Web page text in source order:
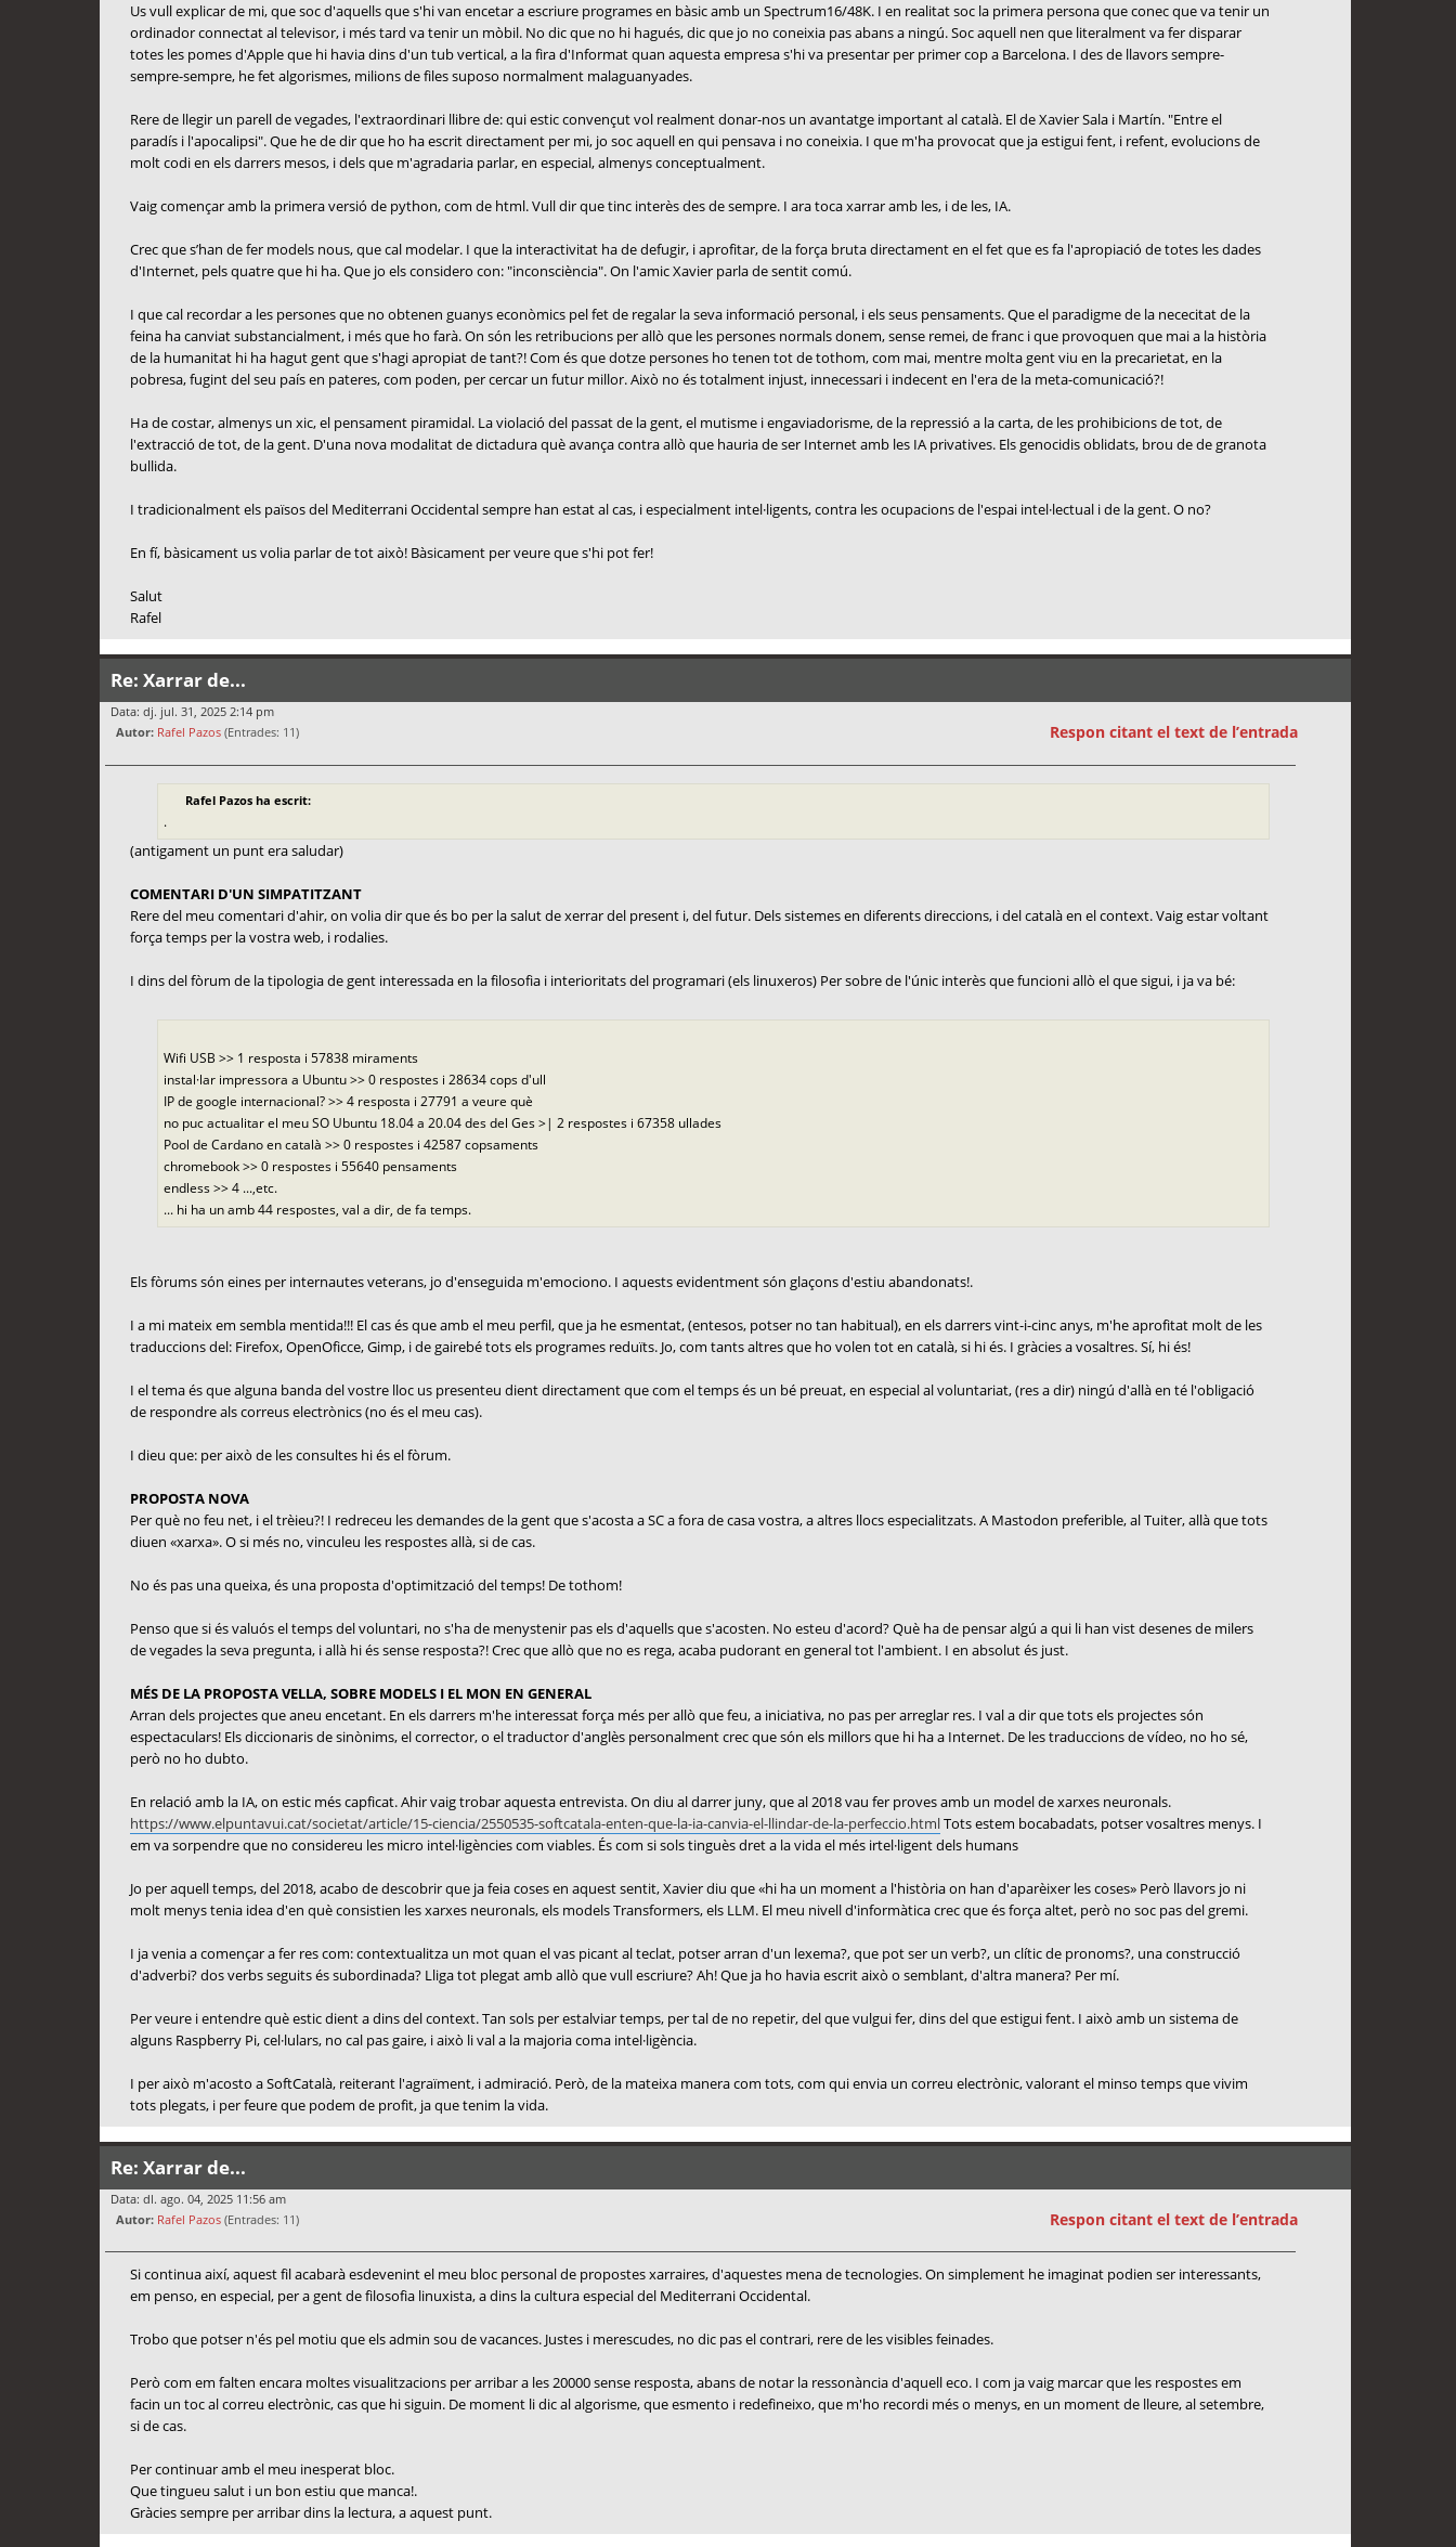
Us vull explicar de mi, que soc d'aquells que s'hi van encetar a escriure programes en bàsic amb un Spectrum16/48K. I en realitat soc la primera persona que conec que va tenir un
ordinador connectat al televisor, i més tard va tenir un mòbil. No dic que no hi hagués, dic que jo no coneixia pas abans a ningú. Soc aquell nen que literalment va fer disparar
totes les pomes d'Apple que hi havia dins d'un tub vertical, a la fira d'Informat quan aquesta empresa s'hi va presentar per primer cop a Barcelona. I des de llavors sempre-
sempre-sempre, he fet algorismes, milions de files suposo normalment malaguanyades.
Rere de llegir un parell de vegades, l'extraordinari llibre de: qui estic convençut vol realment donar-nos un avantatge important al català. El de Xavier Sala i Martín. "Entre el
paradís i l'apocalipsi". Que he de dir que ho ha escrit directament per mi, jo soc aquell en qui pensava i no coneixia. I que m'ha provocat que ja estigui fent, i refent, evolucions de
molt codi en els darrers mesos, i dels que m'agradaria parlar, en especial, almenys conceptualment.
Vaig començar amb la primera versió de python, com de html. Vull dir que tinc interès des de sempre. I ara toca xarrar amb les, i de les, IA.
Crec que s’han de fer models nous, que cal modelar. I que la interactivitat ha de defugir, i aprofitar, de la força bruta directament en el fet que es fa l'apropiació de totes les dades
d'Internet, pels quatre que hi ha. Que jo els considero con: "inconsciència". On l'amic Xavier parla de sentit comú.
I que cal recordar a les persones que no obtenen guanys econòmics pel fet de regalar la seva informació personal, i els seus pensaments. Que el paradigme de la nececitat de la
feina ha canviat substancialment, i més que ho farà. On són les retribucions per allò que les persones normals donem, sense remei, de franc i que provoquen que mai a la història
de la humanitat hi ha hagut gent que s'hagi apropiat de tant?! Com és que dotze persones ho tenen tot de tothom, com mai, mentre molta gent viu en la precarietat, en la
pobresa, fugint del seu país en pateres, com poden, per cercar un futur millor. Això no és totalment injust, innecessari i indecent en l'era de la meta-comunicació?!
Ha de costar, almenys un xic, el pensament piramidal. La violació del passat de la gent, el mutisme i engaviadorisme, de la repressió a la carta, de les prohibicions de tot, de
l'extracció de tot, de la gent. D'una nova modalitat de dictadura què avança contra allò que hauria de ser Internet amb les IA privatives. Els genocidis oblidats, brou de de granota
bullida.
I tradicionalment els països del Mediterrani Occidental sempre han estat al cas, i especialment intel·ligents, contra les ocupacions de l'espai intel·lectual i de la gent. O no?
En fí, bàsicament us volia parlar de tot això! Bàsicament per veure que s'hi pot fer!
Salut
Rafel
Re: Xarrar de...
Data: dj. jul. 31, 2025 2:14 pm
Autor: Rafel Pazos (Entrades: 11) Respon citant el text de l’entrada
Rafel Pazos ha escrit:
.
(antigament un punt era saludar)
COMENTARI D'UN SIMPATITZANT
Rere del meu comentari d'ahir, on volia dir que és bo per la salut de xerrar del present i, del futur. Dels sistemes en diferents direccions, i del català en el context. Vaig estar voltant
força temps per la vostra web, i rodalies.
I dins del fòrum de la tipologia de gent interessada en la filosofia i interioritats del programari (els linuxeros) Per sobre de l'únic interès que funcioni allò el que sigui, i ja va bé:
Wifi USB >> 1 resposta i 57838 miraments
instal·lar impressora a Ubuntu >> 0 respostes i 28634 cops d'ull
IP de google internacional? >> 4 resposta i 27791 a veure què
no puc actualitar el meu SO Ubuntu 18.04 a 20.04 des del Ges >| 2 respostes i 67358 ullades
Pool de Cardano en català >> 0 respostes i 42587 copsaments
chromebook >> 0 respostes i 55640 pensaments
endless >> 4 ...,etc.
... hi ha un amb 44 respostes, val a dir, de fa temps.
Els fòrums són eines per internautes veterans, jo d'enseguida m'emociono. I aquests evidentment són glaçons d'estiu abandonats!.
I a mi mateix em sembla mentida!!! El cas és que amb el meu perfil, que ja he esmentat, (entesos, potser no tan habitual), en els darrers vint-i-cinc anys, m'he aprofitat molt de les
traduccions del: Firefox, OpenOficce, Gimp, i de gairebé tots els programes reduïts. Jo, com tants altres que ho volen tot en català, si hi és. I gràcies a vosaltres. Sí, hi és!
I el tema és que alguna banda del vostre lloc us presenteu dient directament que com el temps és un bé preuat, en especial al voluntariat, (res a dir) ningú d'allà en té l'obligació
de respondre als correus electrònics (no és el meu cas).
I dieu que: per això de les consultes hi és el fòrum.
PROPOSTA NOVA
Per què no feu net, i el trèieu?! I redreceu les demandes de la gent que s'acosta a SC a fora de casa vostra, a altres llocs especialitzats. A Mastodon preferible, al Tuiter, allà que tots
diuen «xarxa». O si més no, vinculeu les respostes allà, si de cas.
No és pas una queixa, és una proposta d'optimització del temps! De tothom!
Penso que si és valuós el temps del voluntari, no s'ha de menystenir pas els d'aquells que s'acosten. No esteu d'acord? Què ha de pensar algú a qui li han vist desenes de milers
de vegades la seva pregunta, i allà hi és sense resposta?! Crec que allò que no es rega, acaba pudorant en general tot l'ambient. I en absolut és just.
MÉS DE LA PROPOSTA VELLA, SOBRE MODELS I EL MON EN GENERAL
Arran dels projectes que aneu encetant. En els darrers m'he interessat força més per allò que feu, a iniciativa, no pas per arreglar res. I val a dir que tots els projectes són
espectaculars! Els diccionaris de sinònims, el corrector, o el traductor d'anglès personalment crec que són els millors que hi ha a Internet. De les traduccions de vídeo, no ho sé,
però no ho dubto.
En relació amb la IA, on estic més capficat. Ahir vaig trobar aquesta entrevista. On diu al darrer juny, que al 2018 vau fer proves amb un model de xarxes neuronals.
https://www.elpuntavui.cat/societat/article/15-ciencia/2550535-softcatala-enten-que-la-ia-canvia-el-llindar-de-la-perfeccio.htmlTots estem bocabadats, potser vosaltres menys. I
em va sorpendre que no considereu les micro intel·ligències com viables. És com si sols tinguès dret a la vida el més irtel·ligent dels humans
Jo per aquell temps, del 2018, acabo de descobrir que ja feia coses en aquest sentit, Xavier diu que «hi ha un moment a l'història on han d'aparèixer les coses» Però llavors jo ni
molt menys tenia idea d'en què consistien les xarxes neuronals, els models Transformers, els LLM. El meu nivell d'informàtica crec que és força altet, però no soc pas del gremi.
I ja venia a començar a fer res com: contextualitza un mot quan el vas picant al teclat, potser arran d'un lexema?, que pot ser un verb?, un clític de pronoms?, una construcció
d'adverbi? dos verbs seguits és subordinada? Lliga tot plegat amb allò que vull escriure? Ah! Que ja ho havia escrit això o semblant, d'altra manera? Per mí.
Per veure i entendre què estic dient a dins del context. Tan sols per estalviar temps, per tal de no repetir, del que vulgui fer, dins del que estigui fent. I això amb un sistema de
alguns Raspberry Pi, cel·lulars, no cal pas gaire, i això li val a la majoria coma intel·ligència.
I per això m'acosto a SoftCatalà, reiterant l'agraïment, i admiració. Però, de la mateixa manera com tots, com qui envia un correu electrònic, valorant el minso temps que vivim
tots plegats, i per feure que podem de profit, ja que tenim la vida.
Re: Xarrar de...
Data: dl. ago. 04, 2025 11:56 am
Autor: Rafel Pazos (Entrades: 11) Respon citant el text de l’entrada
Si continua així, aquest fil acabarà esdevenint el meu bloc personal de propostes xarraires, d'aquestes mena de tecnologies. On simplement he imaginat podien ser interessants,
em penso, en especial, per a gent de filosofia linuxista, a dins la cultura especial del Mediterrani Occidental.
Trobo que potser n'és pel motiu que els admin sou de vacances. Justes i merescudes, no dic pas el contrari, rere de les visibles feinades.
Però com em falten encara moltes visualitzacions per arribar a les 20000 sense resposta, abans de notar la ressonància d'aquell eco. I com ja vaig marcar que les respostes em
facin un toc al correu electrònic, cas que hi siguin. De moment li dic al algorisme, que esmento i redefineixo, que m'ho recordi més o menys, en un moment de lleure, al setembre,
si de cas.
Per continuar amb el meu inesperat bloc.
Que tingueu salut i un bon estiu que manca!.
Gràcies sempre per arribar dins la lectura, a aquest punt.